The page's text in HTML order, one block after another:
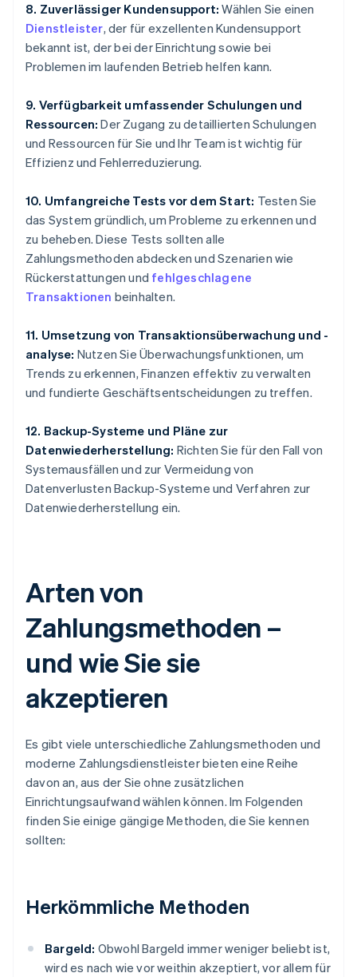
8. Zuverlässiger Kundensupport: Wählen Sie einen
Dienstleister, der für exzellenten Kundensupport
bekannt ist, der bei der Einrichtung sowie bei
Problemen im laufenden Betrieb helfen kann.
9. Verfügbarkeit umfassender Schulungen und
Ressourcen: Der Zugang zu detaillierten Schulungen
und Ressourcen für Sie und Ihr Team ist wichtig für
Effizienz und Fehlerreduzierung.
10. Umfangreiche Tests vor dem Start: Testen Sie
das System gründlich, um Probleme zu erkennen und
zu beheben. Diese Tests sollten alle
Zahlungsmethoden abdecken und Szenarien wie
Rückerstattungen und fehlgeschlagene
Transaktionen beinhalten.
11. Umsetzung von Transaktionsüberwachung und -
analyse: Nutzen Sie Überwachungsfunktionen, um
Trends zu erkennen, Finanzen effektiv zu verwalten
und fundierte Geschäftsentscheidungen zu treffen.
12. Backup-Systeme und Pläne zur
Datenwiederherstellung: Richten Sie für den Fall von
Systemausfällen und zur Vermeidung von
Datenverlusten Backup-Systeme und Verfahren zur
Datenwiederherstellung ein.
Arten von
Zahlungsmethoden –
und wie Sie sie
akzeptieren
Es gibt viele unterschiedliche Zahlungsmethoden und
moderne Zahlungsdienstleister bieten eine Reihe
davon an, aus der Sie ohne zusätzlichen
Einrichtungsaufwand wählen können. Im Folgenden
finden Sie einige gängige Methoden, die Sie kennen
sollten:
Herkömmliche Methoden
Bargeld: Obwohl Bargeld immer weniger beliebt ist,
wird es nach wie vor weithin akzeptiert, vor allem für